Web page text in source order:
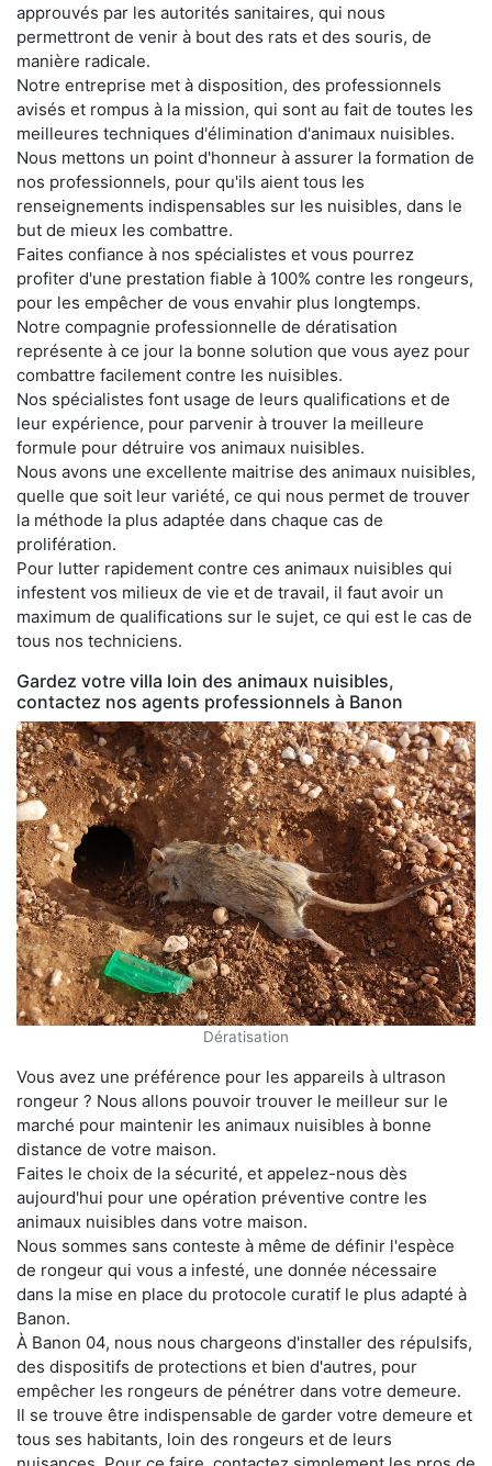
approuvés par les autorités sanitaires, qui nous
permettront de venir à bout des rats et des souris, de
manière radicale.
Notre entreprise met à disposition, des professionnels
avisés et rompus à la mission, qui sont au fait de toutes les
meilleures techniques d'élimination d'animaux nuisibles.
Nous mettons un point d'honneur à assurer la formation de
nos professionnels, pour qu'ils aient tous les
renseignements indispensables sur les nuisibles, dans le
but de mieux les combattre.
Faites confiance à nos spécialistes et vous pourrez
profiter d'une prestation fiable à 100% contre les rongeurs,
pour les empêcher de vous envahir plus longtemps.
Notre compagnie professionnelle de dératisation
représente à ce jour la bonne solution que vous ayez pour
combattre facilement contre les nuisibles.
Nos spécialistes font usage de leurs qualifications et de
leur expérience, pour parvenir à trouver la meilleure
formule pour détruire vos animaux nuisibles.
Nous avons une excellente maitrise des animaux nuisibles,
quelle que soit leur variété, ce qui nous permet de trouver
la méthode la plus adaptée dans chaque cas de
prolifération.
Pour lutter rapidement contre ces animaux nuisibles qui
infestent vos milieux de vie et de travail, il faut avoir un
maximum de qualifications sur le sujet, ce qui est le cas de
tous nos techniciens.
Gardez votre villa loin des animaux nuisibles,
contactez nos agents professionnels à Banon
Dératisation
Vous avez une préférence pour les appareils à ultrason
rongeur ? Nous allons pouvoir trouver le meilleur sur le
marché pour maintenir les animaux nuisibles à bonne
distance de votre maison.
Faites le choix de la sécurité, et appelez-nous dès
aujourd'hui pour une opération préventive contre les
animaux nuisibles dans votre maison.
Nous sommes sans conteste à même de définir l'espèce
de rongeur qui vous a infesté, une donnée nécessaire
dans la mise en place du protocole curatif le plus adapté à
Banon.
À Banon 04, nous nous chargeons d'installer des répulsifs,
des dispositifs de protections et bien d'autres, pour
empêcher les rongeurs de pénétrer dans votre demeure.
Il se trouve être indispensable de garder votre demeure et
tous ses habitants, loin des rongeurs et de leurs